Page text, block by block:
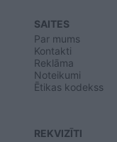
SAITES
Par mums
Kontakti
Reklāma
Noteikumi
Ētikas kodekss
REKVIZĪTI